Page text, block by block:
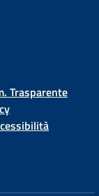
Trasparente